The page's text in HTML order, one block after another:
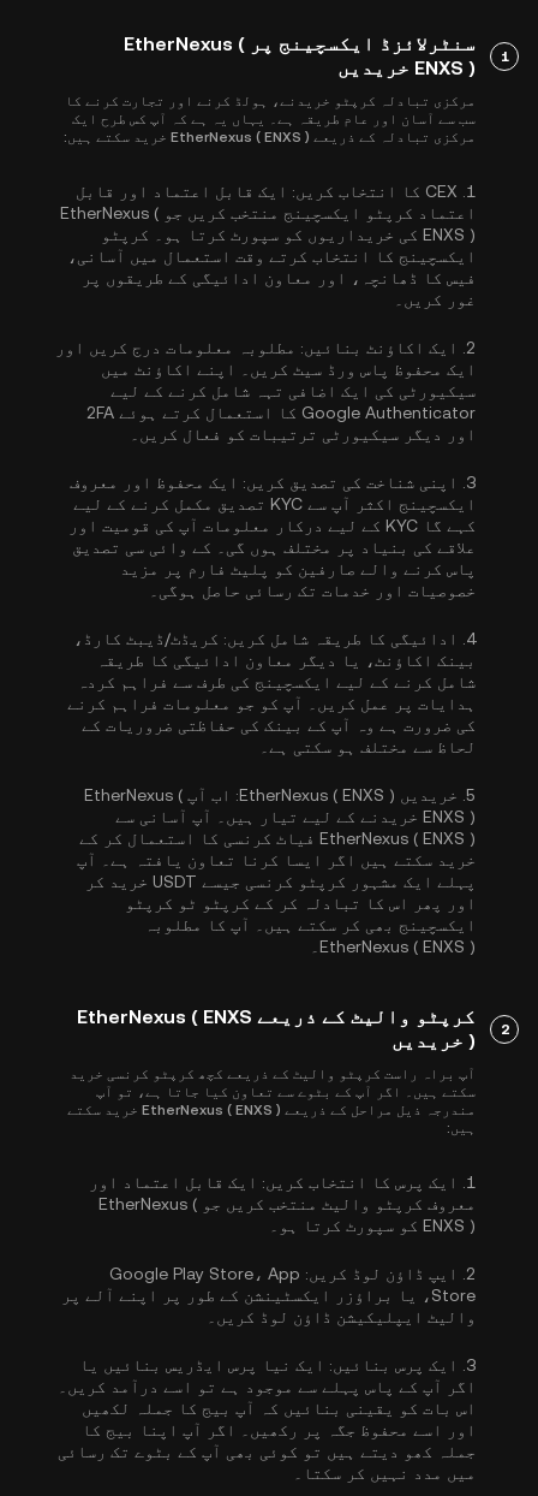
1
سنٹرلائزڈ ایکسچینج پر EtherNexus (
ENXS ) خریدیں
مرکزی تبادلہ کرپٹو خریدنے، ہولڈ کرنے اور تجارت کرنے کا
سب سے آسان اور عام طریقہ ہے۔ یہاں یہ ہے کہ آپ کس طرح ایک
مرکزی تبادلہ کے ذریعے EtherNexus ( ENXS ) خرید سکتے ہیں:
1. CEX کا انتخاب کریں:
ایک قابل اعتماد اور قابل
اعتماد کرپٹو ایکسچینج منتخب کریں جو EtherNexus (
ENXS ) کی خریداریوں کو سپورٹ کرتا ہو۔ کرپٹو
ایکسچینج کا انتخاب کرتے وقت استعمال میں آسانی،
فیس کا ڈھانچہ، اور معاون ادائیگی کے طریقوں پر
غور کریں۔
2. ایک اکاؤنٹ بنائیں: مطلوبہ معلومات درج کریں اور
ایک محفوظ پاس ورڈ سیٹ کریں۔ اپنے اکاؤنٹ میں
سیکیورٹی کی ایک اضافی تہہ شامل کرنے کے لیے
Google Authenticator کا استعمال کرتے ہوئے 2FA
اور دیگر سیکیورٹی ترتیبات کو فعال کریں۔
3. اپنی شناخت کی تصدیق کریں: ایک محفوظ اور معروف
ایکسچینج اکثر آپ سے
KYC تصدیق مکمل کرنے کے لیے
کہے گا
KYC کے لیے درکار معلومات آپ کی قومیت اور
علاقے کی بنیاد پر مختلف ہوں گی۔ کے وائی سی تصدیق
پاس کرنے والے صارفین کو پلیٹ فارم پر مزید
خصوصیات اور خدمات تک رسائی حاصل ہوگی۔
4. ادائیگی کا طریقہ شامل کریں: کریڈٹ/ڈیبٹ کارڈ،
بینک اکاؤنٹ، یا دیگر معاون ادائیگی کا طریقہ
شامل کرنے کے لیے ایکسچینج کی طرف سے فراہم کردہ
ہدایات پر عمل کریں۔ آپ کو جو معلومات فراہم کرنے
کی ضرورت ہے وہ آپ کے بینک کی حفاظتی ضروریات کے
لحاظ سے مختلف ہو سکتی ہے۔
5. خریدیں EtherNexus ( ENXS ):
اب آپ EtherNexus (
ENXS ) خریدنے کے لیے تیار ہیں۔ آپ آسانی سے
EtherNexus ( ENXS ) فیاٹ کرنسی کا استعمال کر کے
خرید سکتے ہیں اگر ایسا کرنا تعاون یافتہ ہے۔ آپ
پہلے ایک مشہور کرپٹو کرنسی جیسے USDT خرید کر
اور پھر اس کا تبادلہ کر کے کرپٹو ٹو کرپٹو
ایکسچینج بھی کر سکتے ہیں۔ آپ کا مطلوبہ
EtherNexus ( ENXS )۔
2
کرپٹو والیٹ کے ذریعے EtherNexus ( ENXS
) خریدیں
آپ براہ راست کرپٹو والیٹ کے ذریعے کچھ کرپٹو کرنسی خرید
سکتے ہیں۔ اگر آپ کے بٹوے سے تعاون کیا جاتا ہے، تو آپ
مندرجہ ذیل مراحل کے ذریعے EtherNexus ( ENXS ) خرید سکتے
ہیں:
1. ایک پرس کا انتخاب کریں: ایک قابل اعتماد اور
معروف کرپٹو والیٹ منتخب کریں جو EtherNexus (
ENXS ) کو سپورٹ کرتا ہو۔
2. ایپ ڈاؤن لوڈ کریں: Google Play Store، App
Store، یا براؤزر ایکسٹینشن کے طور پر اپنے آلے پر
والیٹ ایپلیکیشن ڈاؤن لوڈ کریں۔
3. ایک پرس بنائیں: ایک نیا پرس ایڈریس بنائیں یا
اگر آپ کے پاس پہلے سے موجود ہے تو اسے درآمد کریں۔
اس بات کو یقینی بنائیں کہ آپ بیج کا جملہ لکھیں
اور اسے محفوظ جگہ پر رکھیں۔ اگر آپ اپنا بیج کا
جملہ کھو دیتے ہیں تو کوئی بھی آپ کے بٹوے تک رسائی
میں مدد نہیں کر سکتا۔